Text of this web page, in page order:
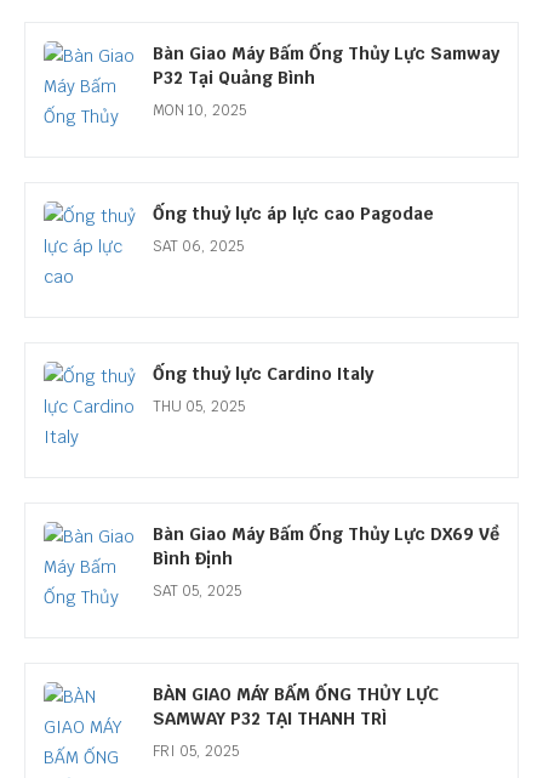
Bàn Giao Máy Bấm Ống Thủy Lực Samway
P32 Tại Quảng Bình
MON 10, 2025
Ống thuỷ lực áp lực cao Pagodae
SAT 06, 2025
Ống thuỷ lực Cardino Italy
THU 05, 2025
Bàn Giao Máy Bấm Ống Thủy Lực DX69 Về
Bình Định
SAT 05, 2025
BÀN GIAO MÁY BẤM ỐNG THỦY LỰC
SAMWAY P32 TẠI THANH TRÌ
FRI 05, 2025